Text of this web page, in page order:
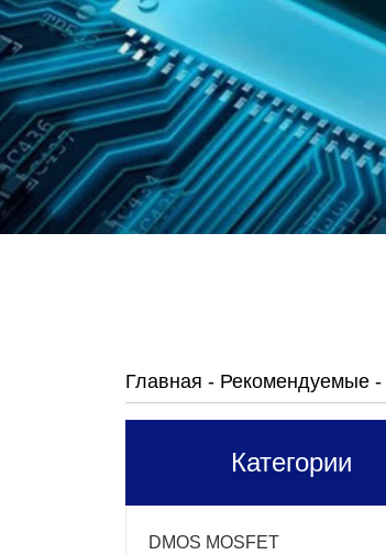
Главная - Рекомендуемые -
Категории
DMOS MOSFET